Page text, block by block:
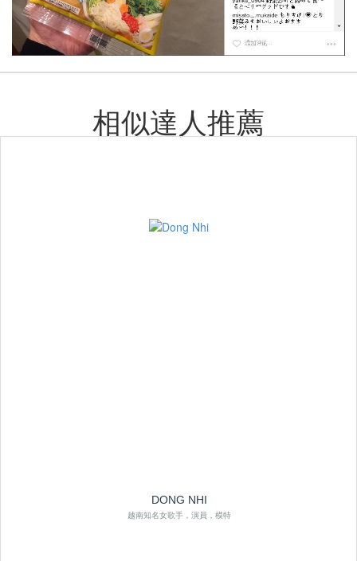
相似達人推薦
DONG NHI
越南知名女歌手，演員，模特